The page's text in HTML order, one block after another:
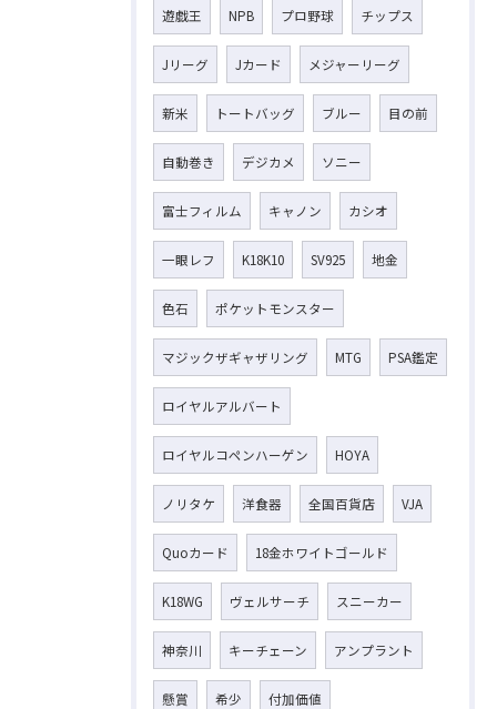
遊戯王 NPB プロ野球 チップス
Jリーグ Jカード メジャーリーグ
新米 トートバッグ ブルー 目の前
自動巻き デジカメ ソニー
富士フィルム キャノン カシオ
一眼レフ K18K10 SV925 地金
色石 ポケットモンスター
マジックザギャザリング MTG PSA鑑定
ロイヤルアルバート
ロイヤルコペンハーゲン HOYA
ノリタケ 洋食器 全国百貨店 VJA
Quoカード 18金ホワイトゴールド
K18WG ヴェルサーチ スニーカー
神奈川 キーチェーン アンプラント
懸賞 希少 付加価値